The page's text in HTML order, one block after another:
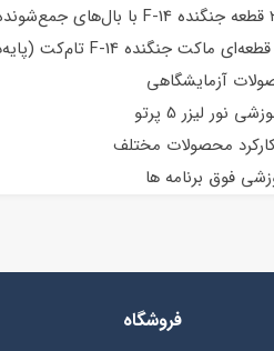
آزمایشگاهی
نور لیزر 5 پرتو
محصولات مختلف
فوق برنامه ها
فروشگاه